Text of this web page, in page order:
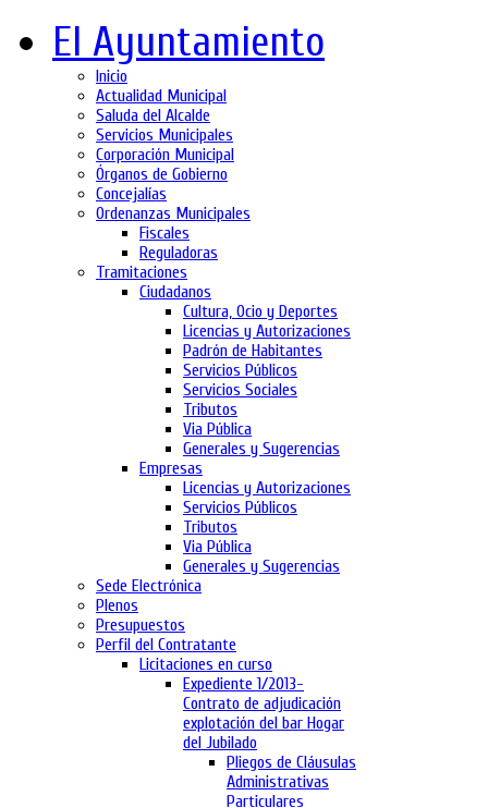
El Ayuntamiento
Inicio
Actualidad Municipal
Saluda del Alcalde
Servicios Municipales
Corporación Municipal
Órganos de Gobierno
Concejalías
Ordenanzas Municipales
Fiscales
Reguladoras
Tramitaciones
Ciudadanos
Cultura, Ocio y Deportes
Licencias y Autorizaciones
Padrón de Habitantes
Servicios Públicos
Servicios Sociales
Tributos
Via Pública
Generales y Sugerencias
Empresas
Licencias y Autorizaciones
Servicios Públicos
Tributos
Via Pública
Generales y Sugerencias
Sede Electrónica
Plenos
Presupuestos
Perfil del Contratante
Licitaciones en curso
Expediente 1/2013-
Contrato de adjudicación
explotación del bar Hogar
del Jubilado
Pliegos de Cláusulas
Administrativas
Particulares